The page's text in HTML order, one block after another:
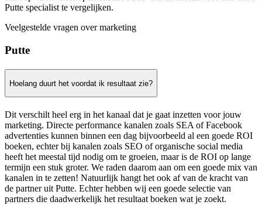
Putte specialist te vergelijken.
Veelgestelde vragen over marketing
Putte
Hoelang duurt het voordat ik resultaat zie?
Dit verschilt heel erg in het kanaal dat je gaat inzetten voor jouw
marketing. Directe performance kanalen zoals SEA of Facebook
advertenties kunnen binnen een dag bijvoorbeeld al een goede ROI
boeken, echter bij kanalen zoals SEO of organische social media
heeft het meestal tijd nodig om te groeien, maar is de ROI op lange
termijn een stuk groter. We raden daarom aan om een goede mix van
kanalen in te zetten! Natuurlijk hangt het ook af van de kracht van
de partner uit Putte. Echter hebben wij een goede selectie van
partners die daadwerkelijk het resultaat boeken wat je zoekt.